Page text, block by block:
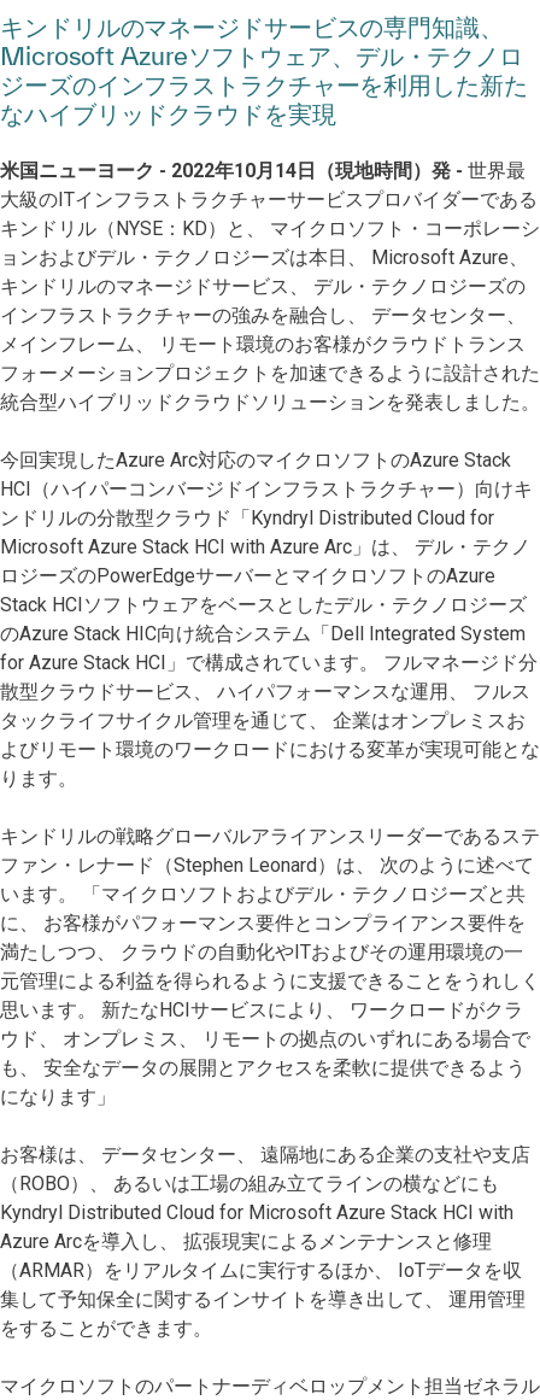
キンドリルのマネージドサービスの専門知識、
Microsoft Azureソフトウェア、デル・テクノロ
ジーズのインフラストラクチャーを利用した新た
なハイブリッドクラウドを実現
米国ニューヨーク - 2022年10月14日（現地時間）発 - 世界最
大級のITインフラストラクチャーサービスプロバイダーである
キンドリル（NYSE：KD）と、 マイクロソフト・コーポレーシ
ョンおよびデル・テクノロジーズは本日、 Microsoft Azure、
キンドリルのマネージドサービス、 デル・テクノロジーズの
インフラストラクチャーの強みを融合し、 データセンター、
メインフレーム、 リモート環境のお客様がクラウドトランス
フォーメーションプロジェクトを加速できるように設計された
統合型ハイブリッドクラウドソリューションを発表しました。
今回実現したAzure Arc対応のマイクロソフトのAzure Stack
HCI（ハイパーコンバージドインフラストラクチャー）向けキ
ンドリルの分散型クラウド「Kyndryl Distributed Cloud for
Microsoft Azure Stack HCI with Azure Arc」は、 デル・テクノ
ロジーズのPowerEdgeサーバーとマイクロソフトのAzure
Stack HCIソフトウェアをベースとしたデル・テクノロジーズ
のAzure Stack HIC向け統合システム「Dell Integrated System
for Azure Stack HCI」で構成されています。 フルマネージド分
散型クラウドサービス、 ハイパフォーマンスな運用、 フルス
タックライフサイクル管理を通じて、 企業はオンプレミスお
よびリモート環境のワークロードにおける変革が実現可能とな
ります。
キンドリルの戦略グローバルアライアンスリーダーであるステ
ファン・レナード（Stephen Leonard）は、 次のように述べて
います。 「マイクロソフトおよびデル・テクノロジーズと共
に、 お客様がパフォーマンス要件とコンプライアンス要件を
満たしつつ、 クラウドの自動化やITおよびその運用環境の一
元管理による利益を得られるように支援できることをうれしく
思います。 新たなHCIサービスにより、 ワークロードがクラ
ウド、 オンプレミス、 リモートの拠点のいずれにある場合で
も、 安全なデータの展開とアクセスを柔軟に提供できるよう
になります」
お客様は、 データセンター、 遠隔地にある企業の支社や支店
（ROBO）、 あるいは工場の組み立てラインの横などにも
Kyndryl Distributed Cloud for Microsoft Azure Stack HCI with
Azure Arcを導入し、 拡張現実によるメンテナンスと修理
（ARMAR）をリアルタイムに実行するほか、 IoTデータを収
集して予知保全に関するインサイトを導き出して、 運用管理
をすることができます。
マイクロソフトのパートナーディベロップメント担当ゼネラル